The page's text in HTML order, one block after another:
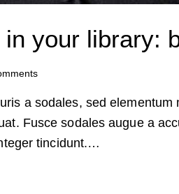
your library:
a sodales, sed
Fusce sodales augue a
tincidunt.…